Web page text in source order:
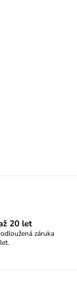
20 let
záruka